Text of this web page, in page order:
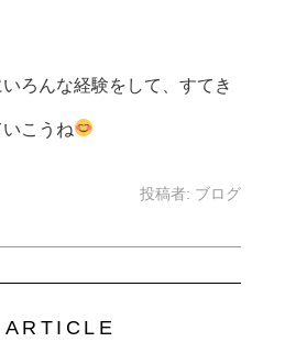
ろんな経験をして、すてき
こうね
投稿者: ブログ
ARTICLE